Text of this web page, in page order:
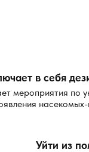
в себя
мероприятия по
насекомых-
Уйти из